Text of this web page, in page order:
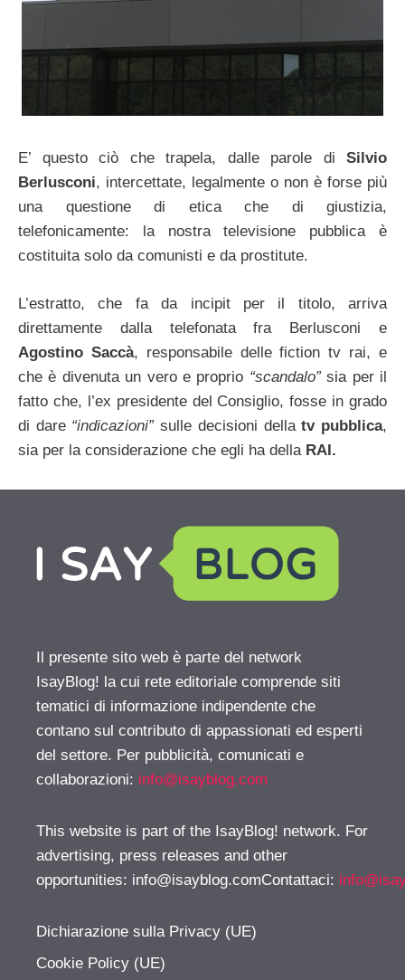
E’ questo ciò che trapela, dalle parole di Silvio
Berlusconi, intercettate, legalmente o non è forse più
una questione di etica che di giustizia,
telefonicamente: la nostra televisione pubblica è
costituita solo da comunisti e da prostitute.
L’estratto, che fa da incipit per il titolo, arriva
direttamente dalla telefonata fra Berlusconi e
Agostino Saccà, responsabile delle fiction tv rai, e
che è divenuta un vero e proprio “scandalo”sia per il
fatto che, l’ex presidente del Consiglio, fosse in grado
di dare “indicazioni”sulle decisioni dellatv pubblica,
sia per la considerazione che egli ha della RAI.
Il presente sito web è parte del network
IsayBlog! la cui rete editoriale comprende siti
tematici di informazione indipendente che
contano sul contributo di appassionati ed esperti
del settore. Per pubblicità, comunicati e
collaborazioni: info@isayblog.com
This website is part of the IsayBlog! network. For
advertising, press releases and other
opportunities: info@isayblog.comContattaci:
Dichiarazione sulla Privacy (UE)
Cookie Policy (UE)